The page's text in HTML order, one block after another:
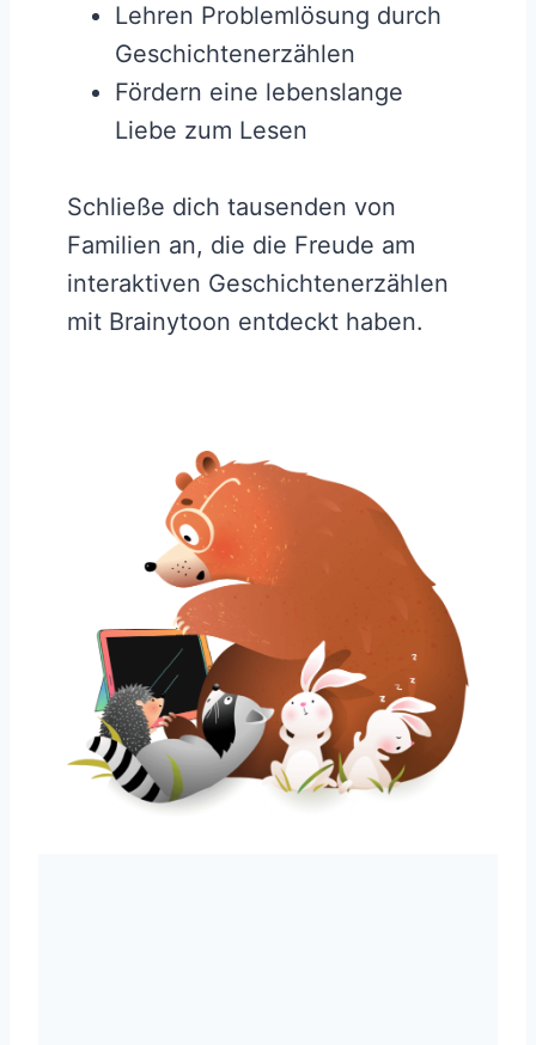
Lehren Problemlösung durch
Geschichtenerzählen
Fördern eine lebenslange
Liebe zum Lesen
Schließe dich tausenden von
Familien an, die die Freude am
interaktiven Geschichtenerzählen
mit Brainytoon entdeckt haben.